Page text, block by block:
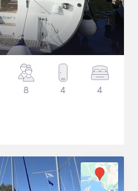
8 4 4